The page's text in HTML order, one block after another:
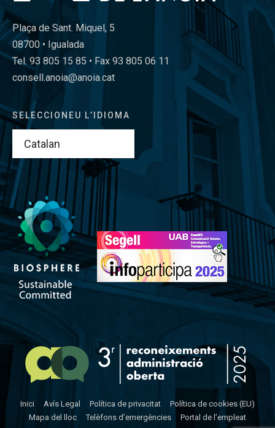
Plaça de Sant. Miquel, 5
08700 • Igualada
Tel. 93 805 15 85 • Fax 93 805 06 11
consell.anoia@anoia.cat
SELECCIONEU L’IDIOMA
Inici Avís Legal Política de privacitat
Política de cookies (EU)
Mapa del lloc
Telèfons d’emergències Portal de l’empleat